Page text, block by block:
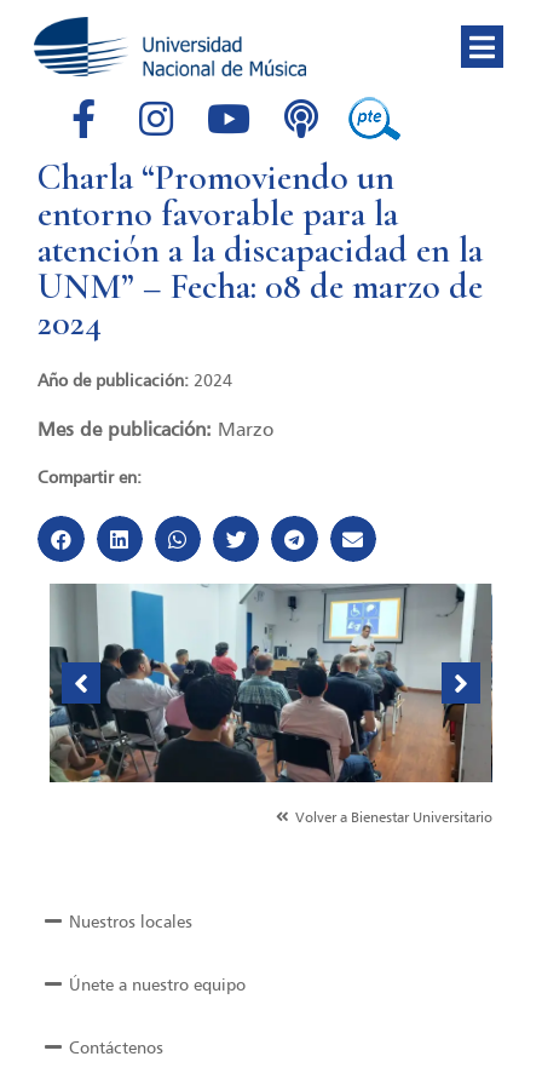
Charla “Promoviendo un
entorno favorable para la
atención a la discapacidad en la
UNM” – Fecha: 08 de marzo de
2024
Año de publicación: 2024
Mes de publicación: Marzo
Compartir en:
Volver a Bienestar Universitario
Nuestros locales
Únete a nuestro equipo
Contáctenos